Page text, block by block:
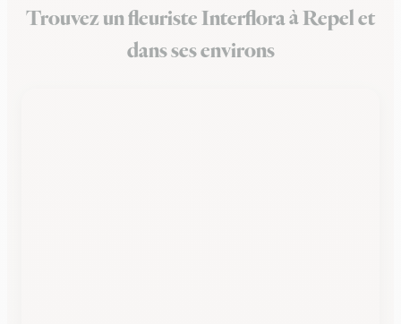
Trouvez un fleuriste Interflora à Repel et
dans ses environs